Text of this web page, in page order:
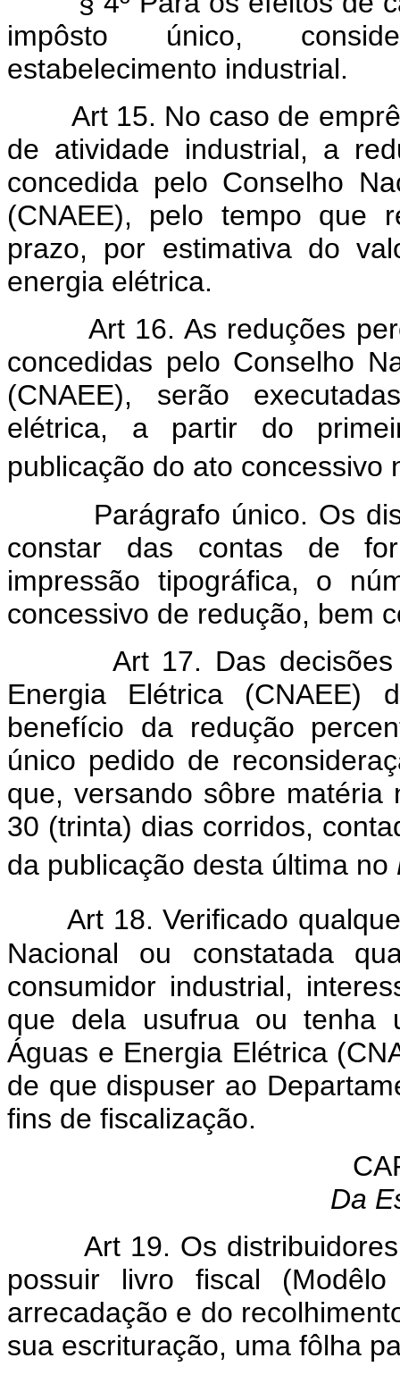
impôsto único,
estabelecimento industrial.
Art 15. No caso de
de atividade industrial, a
concedida pelo Conselho
(CNAEE), pelo tempo que
prazo, por estimativa do
energia elétrica.
Art 16. As reduções
concedidas pelo Conselho
(CNAEE), serão
elétrica, a partir do
publicação do ato concessivo
Parágrafo único. Os
constar das contas de
impressão tipográfica, o
concessivo de redução, bem
Art 17. Das
Energia Elétrica (CNAEE)
benefício da redução
único pedido de
que, versando sôbre
30 (trinta) dias corridos,
da publicação desta última no
Art 18. Verificado
Nacional ou constatada
consumidor industrial,
que dela usufrua ou tenha
Águas e Energia Elétrica
de que dispuser ao
fins de fiscalização.
Da
Art 19. Os
possuir livro fiscal
arrecadação e do
sua escrituração, uma fôlha